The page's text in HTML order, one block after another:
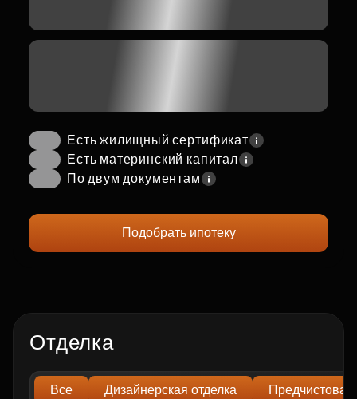
Есть жилищный сертификат
Есть материнский капитал
По двум документам
Подобрать ипотеку
Отделка
Все Дизайнерская отделка Предчистовая